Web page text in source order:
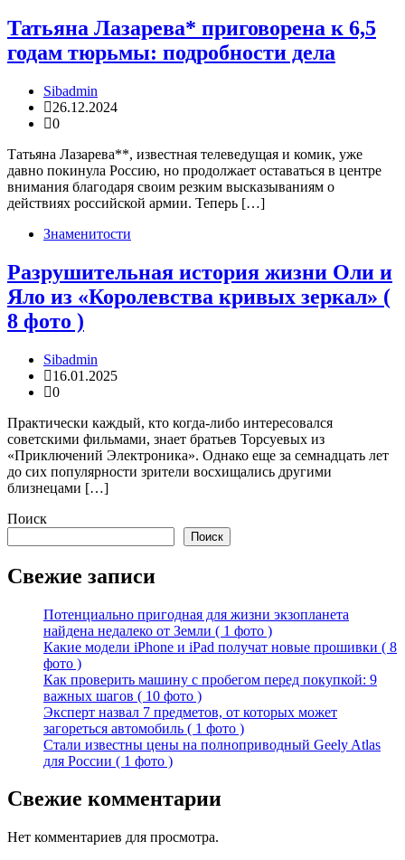
Татьяна Лазарева* приговорена к 6,5
годам тюрьмы: подробности дела
Sibadmin
26.12.2024
0
Татьяна Лазарева**, известная телеведущая и комик, уже
давно покинула Россию, но продолжает оставаться в центре
внимания благодаря своим резким высказываниям о
действиях российской армии. Теперь […]
Знаменитости
Разрушительная история жизни Оли и
Яло из «Королевства кривых зеркал» (
8 фото )
Sibadmin
16.01.2025
0
Практически каждый, кто когда-либо интересовался
советскими фильмами, знает братьев Торсуевых из
«Приключений Электроника». Однако еще за семнадцать лет
до сих популярности зрители восхищались другими
близнецами […]
Поиск
Поиск
Свежие записи
Потенциально пригодная для жизни экзопланета
найдена недалеко от Земли ( 1 фото )
Какие модели iPhone и iPad получат новые прошивки ( 8
фото )
Как проверить машину с пробегом перед покупкой: 9
важных шагов ( 10 фото )
Эксперт назвал 7 предметов, от которых может
загореться автомобиль ( 1 фото )
Стали известны цены на полноприводный Geely Atlas
для России ( 1 фото )
Свежие комментарии
Нет комментариев для просмотра.